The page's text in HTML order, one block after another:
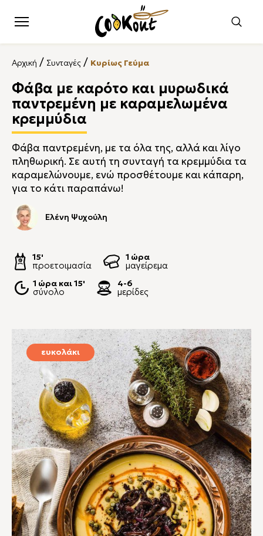
Αρχική / Συνταγές / Κυρίως Γεύμα
Φάβα με καρότο και μυρωδικά
παντρεμένη με καραμελωμένα
κρεμμύδια
Φάβα παντρεμένη, με τα όλα της, αλλά και λίγο
πληθωρική. Σε αυτή τη συνταγή τα κρεμμύδια τα
καραμελώνουμε, ενώ προσθέτουμε και κάπαρη,
για το κάτι παραπάνω!
Ελένη Ψυχούλη
15'
προετοιμασία
1 ώρα
μαγείρεμα
1 ώρα και 15'
σύνολο
4-6
μερίδες
ευκολάκι